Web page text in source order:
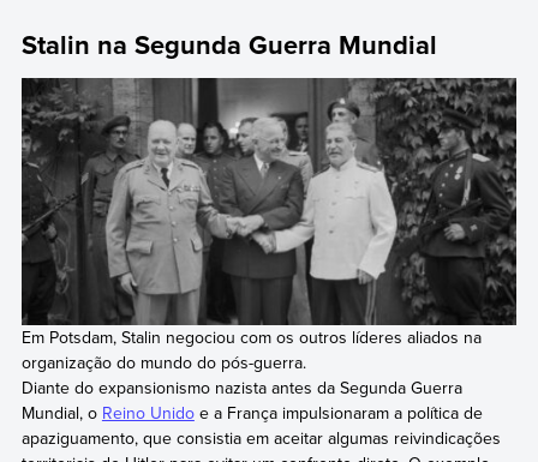
Stalin na Segunda Guerra Mundial
Em Potsdam, Stalin negociou com os outros líderes aliados na
organização do mundo do pós-guerra.
Diante do expansionismo nazista antes da Segunda Guerra
Mundial, o Reino Unidoe a França impulsionaram a política de
apaziguamento, que consistia em aceitar algumas reivindicações